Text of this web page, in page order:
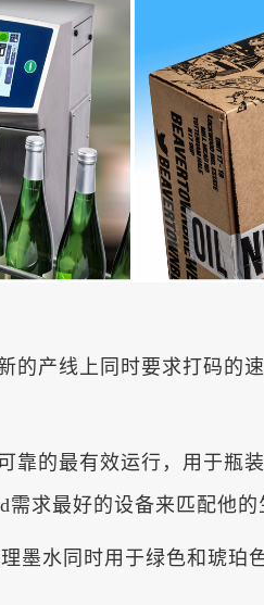
产线上同时要求打码的
靠的最有效运行，用于瓶
求最好的设备来匹配他的
墨水同时用于绿色和琥